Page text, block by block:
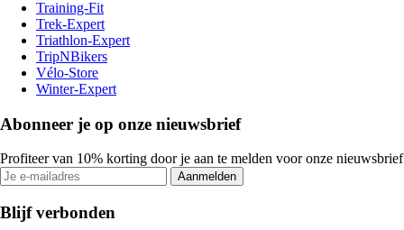
Training-Fit
Trek-Expert
Triathlon-Expert
TripNBikers
Vélo-Store
Winter-Expert
Abonneer je op onze nieuwsbrief
Profiteer van 10% korting door je aan te melden voor onze nieuwsbrief
Aanmelden
Blijf verbonden